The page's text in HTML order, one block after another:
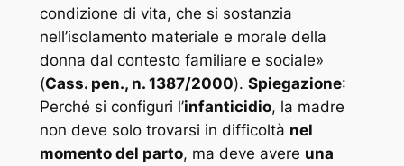
condizione di vita, che si sostanzia
nell’isolamento materiale e morale della
donna dal contesto familiare e sociale»
(Cass. pen., n. 1387/2000). Spiegazione:
Perché si configuri l’infanticidio, la madre
non deve solo trovarsi in difficoltà nel
momento del parto, ma deve avere una